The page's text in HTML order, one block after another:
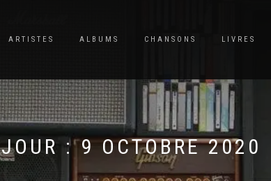
ARTISTES ALBUMS CHANSONS LIVRES
JOUR :9 OCTOBRE 2020